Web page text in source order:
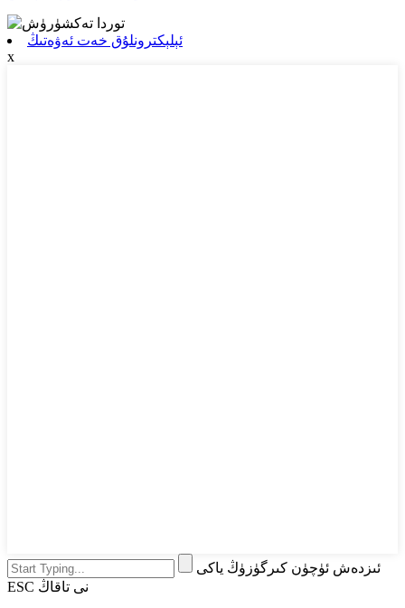
ئېلېكترونلۇق خەت ئەۋەتىڭ
x
ئىزدەش ئۈچۈن كىرگۈزۈڭ ياكى
ESC نى تاقاڭ